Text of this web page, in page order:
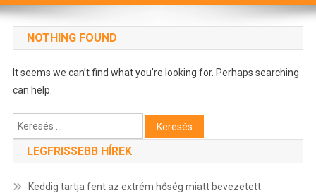
NOTHING FOUND
It seems we can’t find what you’re looking for. Perhaps searching
can help.
Keresés:
LEGFRISSEBB HÍREK
Keddig tartja fent az extrém hőség miatt bevezetett